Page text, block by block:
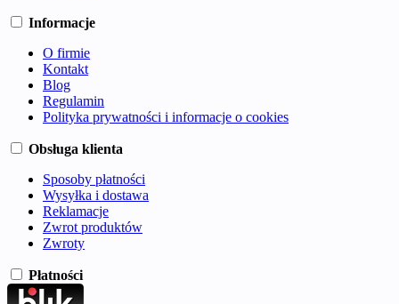
Informacje
O firmie
Kontakt
Blog
Regulamin
Polityka prywatności i informacje o cookies
Obsługa klienta
Sposoby płatności
Wysyłka i dostawa
Reklamacje
Zwrot produktów
Zwroty
Płatności